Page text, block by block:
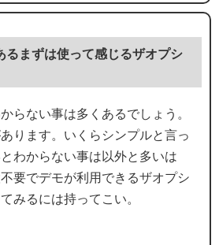
るまずは使って感じるザオプシ
らない事は多くあるでしょう。
ります。いくらシンプルと言っ
わからない事は以外と多いは
要でデモが利用できるザオプシ
みるには持ってこい。